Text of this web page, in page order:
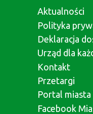
Aktualności
Polityka
Deklaracja
Urząd dla
Kontakt
Przetargi
Portal miasta
Facebook